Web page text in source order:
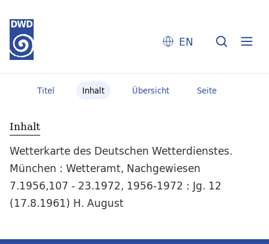
EN
Titel Inhalt Übersicht Seite
Inhalt
Wetterkarte des Deutschen Wetterdienstes.
München : Wetteramt, Nachgewiesen
7.1956,107 - 23.1972, 1956-1972 : Jg. 12
(17.8.1961) H. August